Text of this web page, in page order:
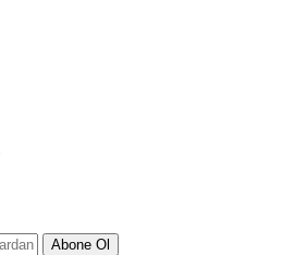
Abone Ol